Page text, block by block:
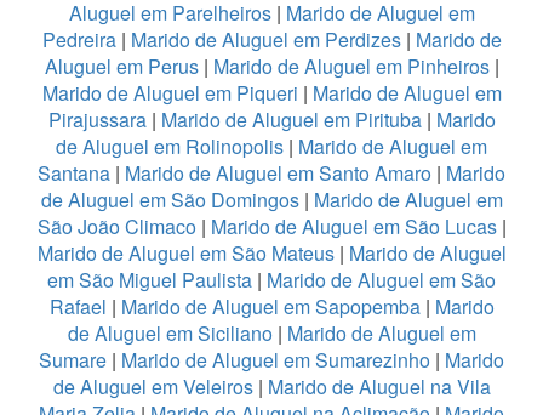
Aluguel em Parelheiros| Marido de Aluguel em
Pedreira| Marido de Aluguel em Perdizes| Marido de
Aluguel em Perus| Marido de Aluguel em Pinheiros|
Marido de Aluguel em Piqueri | Marido de Aluguel em
Pirajussara| Marido de Aluguel em Pirituba| Marido
de Aluguel em Rolinopolis | Marido de Aluguel em
Santana | Marido de Aluguel em Santo Amaro | Marido
de Aluguel em São Domingos| Marido de Aluguel em
São João Climaco| Marido de Aluguel em São Lucas|
Marido de Aluguel em São Mateus | Marido de Aluguel
em São Miguel Paulista | Marido de Aluguel em São
Rafael | Marido de Aluguel em Sapopemba | Marido
de Aluguel em Siciliano| Marido de Aluguel em
Sumare | Marido de Aluguel em Sumarezinho | Marido
de Aluguel em Veleiros| Marido de Aluguel na Vila